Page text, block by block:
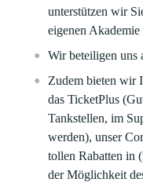
unterstützen wir
eigenen Akademie
Wir beteiligen uns
Zudem bieten wir
das TicketPlus
Tankstellen, im
werden), unser
tollen Rabatten in
der Möglichkeit